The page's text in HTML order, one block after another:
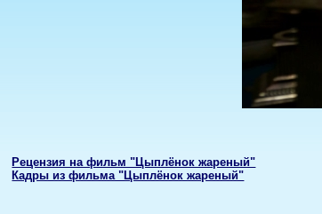
Рецензия на фильм "Цыплёнок жареный"
Кадры из фильма "Цыплёнок жареный"